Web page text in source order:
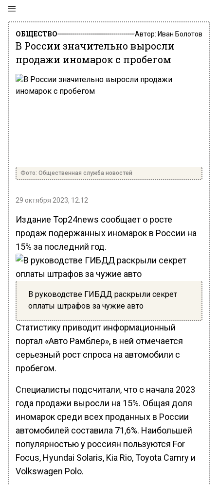
ОБЩЕСТВО Автор: Иван Болотов
В России значительно выросли
продажи иномарок с пробегом
Фото: Общественная служба новостей
29 октября 2023, 12:12
Издание Top24news сообщает о росте
продаж подержанных иномарок в России на
15% за последний год.
В руководстве ГИБДД раскрыли секрет
оплаты штрафов за чужие авто
Статистику приводит информационный
портал «Авто Рамблер», в ней отмечается
серьезный рост спроса на автомобили с
пробегом.
Специалисты подсчитали, что с начала 2023
года продажи выросли на 15%. Общая доля
иномарок среди всех проданных в России
автомобилей составила 71,6%. Наибольшей
популярностью у россиян пользуются For
Focus, Hyundai Solaris, Kia Rio, Toyota Camry и
Volkswagen Polo.